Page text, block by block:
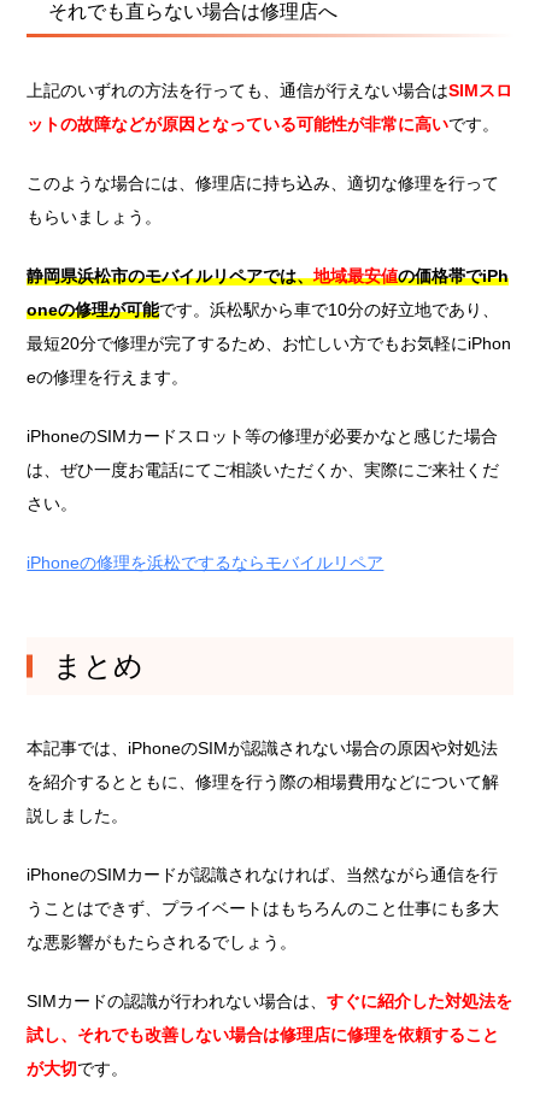
それでも直らない場合は修理店へ
上記のいずれの方法を行っても、通信が行えない場合はSIMスロ
ットの故障などが原因となっている可能性が非常に高いです。
このような場合には、修理店に持ち込み、適切な修理を行って
もらいましょう。
静岡県浜松市のモバイルリペアでは、地域最安値の価格帯でiPh
oneの修理が可能です。浜松駅から車で10分の好立地であり、
最短20分で修理が完了するため、お忙しい方でもお気軽にiPhon
eの修理を行えます。
iPhoneのSIMカードスロット等の修理が必要かなと感じた場合
は、ぜひ一度お電話にてご相談いただくか、実際にご来社くだ
さい。
iPhoneの修理を浜松でするならモバイルリペア
まとめ
本記事では、iPhoneのSIMが認識されない場合の原因や対処法
を紹介するとともに、修理を行う際の相場費用などについて解
説しました。
iPhoneのSIMカードが認識されなければ、当然ながら通信を行
うことはできず、プライベートはもちろんのこと仕事にも多大
な悪影響がもたらされるでしょう。
SIMカードの認識が行われない場合は、すぐに紹介した対処法を
試し、それでも改善しない場合は修理店に修理を依頼すること
が大切です。